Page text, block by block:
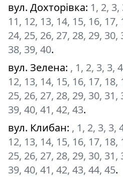
вул. Дохторівка: 1, 2,
11, 12, 13, 14, 15, 16, 17,
24, 25, 26, 27, 28, 29, 30,
38, 39, 40.
вул. Зелена: , 1, 2, 3, 3,
12, 13, 14, 15, 16, 17, 18,
25, 26, 27, 28, 29, 30, 31,
39, 40, 41, 42, 43.
вул. Клибан: , 1, 2, 3, 3,
12, 13, 14, 15, 16, 17, 18,
25, 26, 27, 28, 29, 30, 31,
39, 40, 41, 42, 43, 44, 45.